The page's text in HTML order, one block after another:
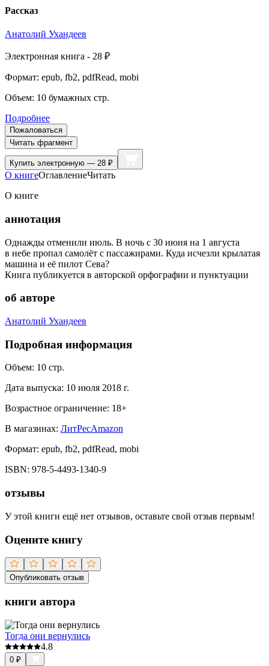
Рассказ
Анатолий Ухандеев
Электронная книга - 28 ₽
Формат: epub, fb2, pdfRead, mobi
Объем: 10 бумажных стр.
Подробнее
Пожаловаться
Читать фрагмент
Купить электронную — 28 ₽
О книгеОглавлениеЧитать
О книге
аннотация
Однажды отменили июль. В ночь с 30 июня на 1 августа
в небе пропал самолёт с пассажирами. Куда исчезли крылатая
машина и её пилот Сева?
Книга публикуется в авторской орфографии и пунктуации
об авторе
Анатолий Ухандеев
Подробная информация
Объем: 10 стр.
Дата выпуска: 10 июля 2018 г.
Возрастное ограничение: 18+
В магазинах: ЛитРесAmazon
Формат: epub, fb2, pdfRead, mobi
ISBN: 978-5-4493-1340-9
отзывы
У этой книги ещё нет отзывов, оставьте свой отзыв первым!
Оцените книгу
Опубликовать отзыв
книги автора
Тогда они вернулись
4.8
0 ₽